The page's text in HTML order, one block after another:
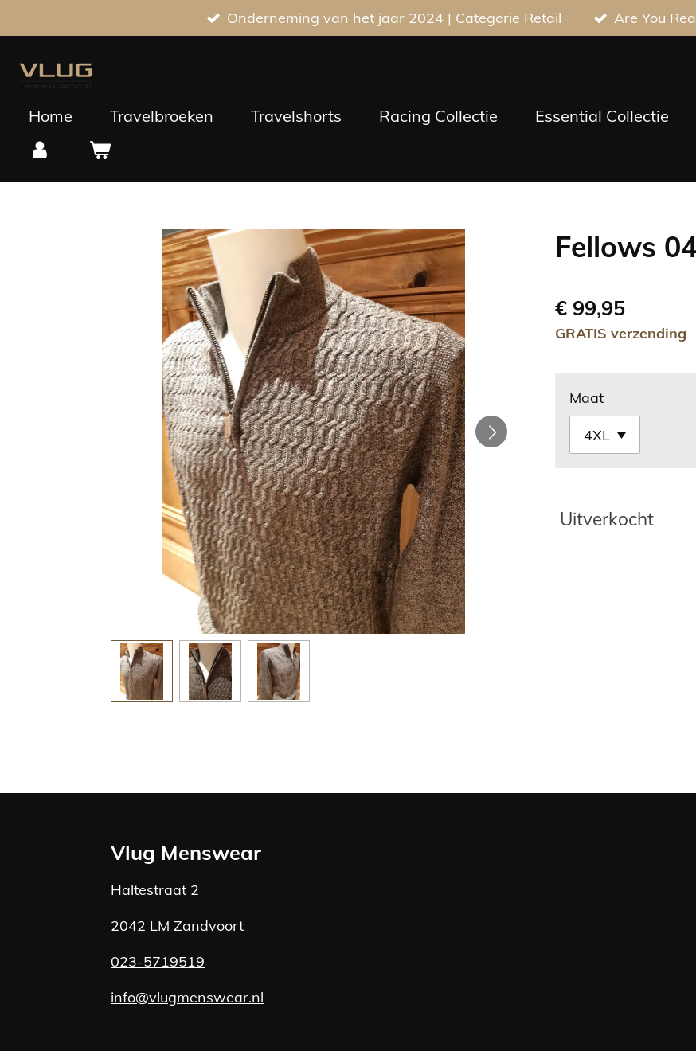
direct
naar
Onderneming van het jaar 2024 | Categorie Retail Are You
Home Travelbroeken Travelshorts Racing Collectie Essential Collectie
Fellows
€ 99,95
GRATIS verzending
Maat
Uitverkocht
Vlug Menswear
Haltestraat 2
2042 LM Zandvoort
023-5719519
info@vlugmenswear.nl